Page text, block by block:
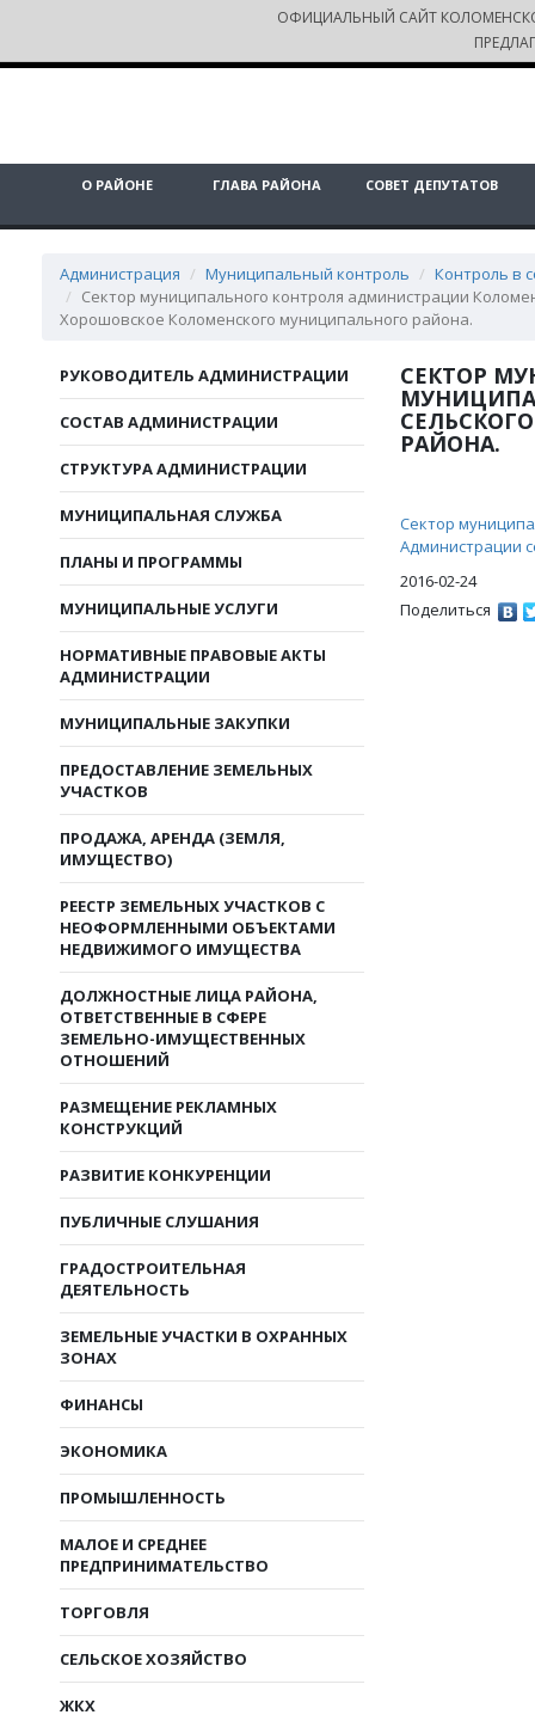
ОФИЦИАЛЬНЫЙ САЙТ
О РАЙОНЕ ГЛАВА РАЙОНА СОВЕТ ДЕПУТАТОВ
Администрация Муниципальный контроль
Контроль в
Сектор муниципального контроля администрации
Хорошовское Коломенского муниципального района.
РУКОВОДИТЕЛЬ АДМИНИСТРАЦИИ
СОСТАВ АДМИНИСТРАЦИИ
СТРУКТУРА АДМИНИСТРАЦИИ
МУНИЦИПАЛЬНАЯ СЛУЖБА
ПЛАНЫ И ПРОГРАММЫ
МУНИЦИПАЛЬНЫЕ УСЛУГИ
НОРМАТИВНЫЕ ПРАВОВЫЕ АКТЫ
АДМИНИСТРАЦИИ
МУНИЦИПАЛЬНЫЕ ЗАКУПКИ
ПРЕДОСТАВЛЕНИЕ ЗЕМЕЛЬНЫХ
УЧАСТКОВ
ПРОДАЖА, АРЕНДА (ЗЕМЛЯ,
ИМУЩЕСТВО)
РЕЕСТР ЗЕМЕЛЬНЫХ УЧАСТКОВ С
НЕОФОРМЛЕННЫМИ ОБЪЕКТАМИ
НЕДВИЖИМОГО ИМУЩЕСТВА
ДОЛЖНОСТНЫЕ ЛИЦА РАЙОНА,
ОТВЕТСТВЕННЫЕ В СФЕРЕ
ЗЕМЕЛЬНО-ИМУЩЕСТВЕННЫХ
ОТНОШЕНИЙ
РАЗМЕЩЕНИЕ РЕКЛАМНЫХ
КОНСТРУКЦИЙ
РАЗВИТИЕ КОНКУРЕНЦИИ
ПУБЛИЧНЫЕ СЛУШАНИЯ
ГРАДОСТРОИТЕЛЬНАЯ
ДЕЯТЕЛЬНОСТЬ
ЗЕМЕЛЬНЫЕ УЧАСТКИ В ОХРАННЫХ
ЗОНАХ
ФИНАНСЫ
ЭКОНОМИКА
ПРОМЫШЛЕННОСТЬ
МАЛОЕ И СРЕДНЕЕ
ПРЕДПРИНИМАТЕЛЬСТВО
ТОРГОВЛЯ
СЕЛЬСКОЕ ХОЗЯЙСТВО
ЖКХ
СЕКТОР
РАЙОНА.
Сектор
Администрации
2016-02-24
Поделиться